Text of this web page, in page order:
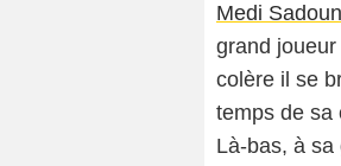
Medi Sadoun
grand
colère il se
temps de sa
Là-bas, à